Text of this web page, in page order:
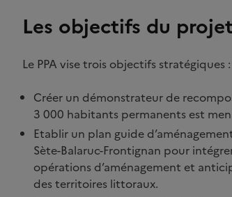
Les objectifs du projet
Le PPA vise trois objectifs stratégiques :
Créer un démonstrateur de
3 000 habitants permanents est
Etablir un plan guide
Sète-Balaruc-Frontignan pour
opérations d’aménagement et
des territoires littoraux.